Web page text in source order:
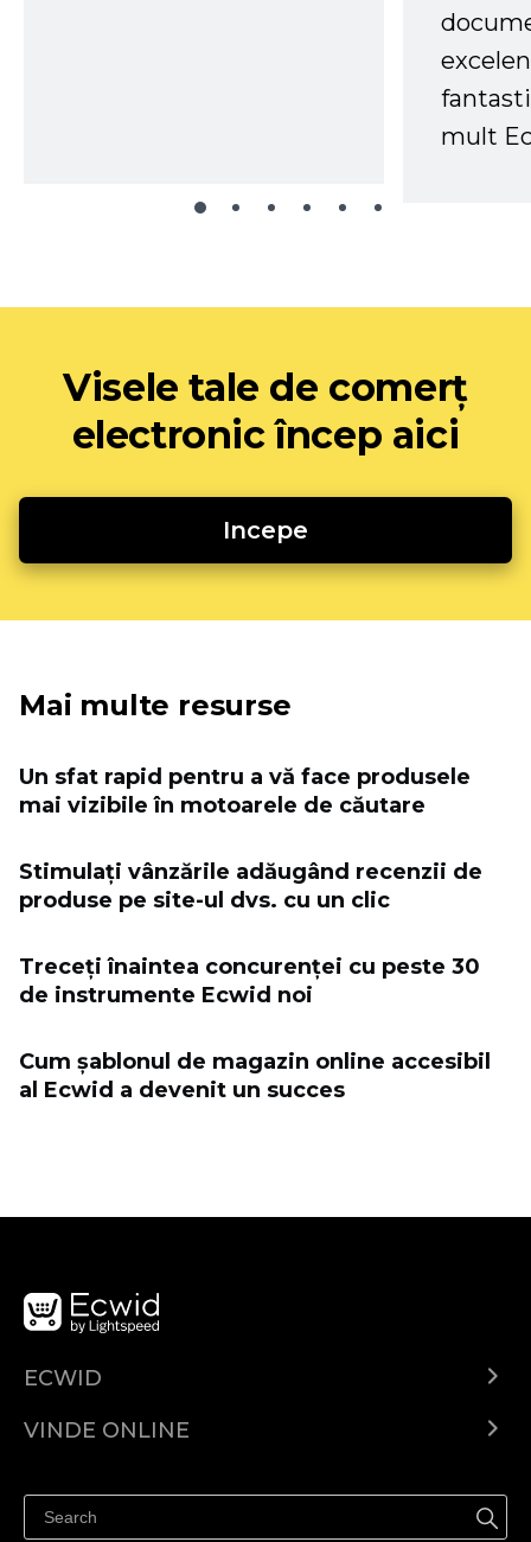
mult
Visele tale de comerț
electronic încep aici
Incepe
Mai multe resurse
Un sfat rapid pentru a vă face produsele
mai vizibile în motoarele de căutare
Stimulați vânzările adăugând recenzii de
produse pe site-ul dvs. cu un clic
Treceți înaintea concurenței cu peste 30
de instrumente Ecwid noi
Cum șablonul de magazin online accesibil
al Ecwid a devenit un succes
ECWID
Prețuri
VINDE ONLINE
Vinde pe Facebook
Vinde pe Instagram